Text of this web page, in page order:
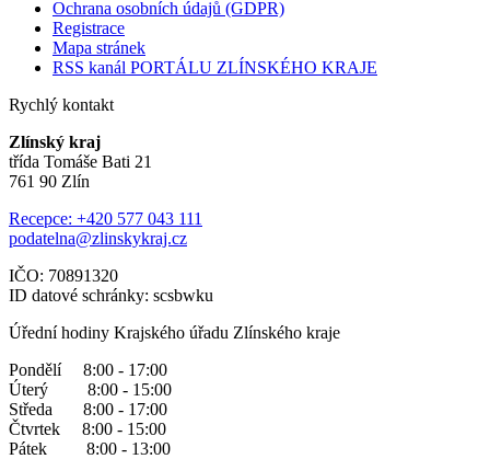
Ochrana osobních údajů (GDPR)
Registrace
Mapa stránek
RSS kanál PORTÁLU ZLÍNSKÉHO KRAJE
Rychlý kontakt
Zlínský kraj
třída Tomáše Bati 21
761 90 Zlín
Recepce: +420 577 043 111
podatelna@zlinskykraj.cz
IČO: 70891320
ID datové schránky: scsbwku
Úřední hodiny Krajského úřadu Zlínského kraje
Pondělí 8:00 - 17:00
Úterý 8:00 - 15:00
Středa 8:00 - 17:00
Čtvrtek 8:00 - 15:00
Pátek 8:00 - 13:00